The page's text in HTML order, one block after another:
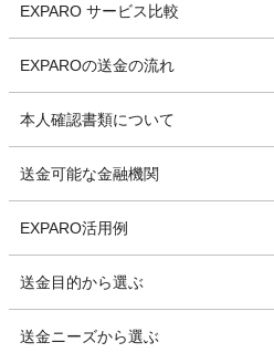
EXPARO サービス比較
EXPAROの送金の流れ
本人確認書類について
送金可能な金融機関
EXPARO活用例
送金目的から選ぶ
送金ニーズから選ぶ